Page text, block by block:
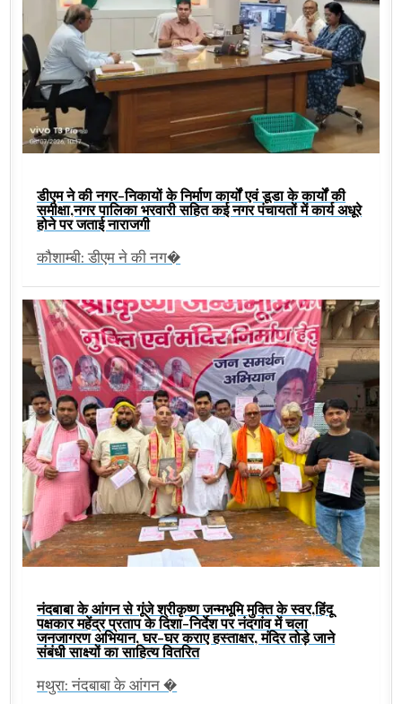
डीएम ने की नगर-निकायों के निर्माण कार्यों एवं डूडा के कार्यों की
समीक्षा,नगर पालिका भरवारी सहित कई नगर पंचायतों में कार्य अधूरे
होने पर जताई नाराजगी
कौशाम्बी: डीएम ने की नग�
नंदबाबा के आंगन से गूंजे श्रीकृष्ण जन्मभूमि मुक्ति के स्वर,हिंदू
पक्षकार महेंद्र प्रताप के दिशा-निर्देश पर नंदगांव में चला
जनजागरण अभियान, घर-घर कराए हस्ताक्षर, मंदिर तोड़े जाने
संबंधी साक्ष्यों का साहित्य वितरित
मथुरा: नंदबाबा के आंगन �